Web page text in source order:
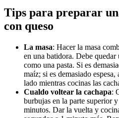
Tips para preparar
con queso
La masa: Hacer la masa
en una batidora. Debe quedar
como una pasta. Si es
maíz; si es demasiado
lado mientras cocinas las
Cualdo voltear la cachapa:
burbujas en la parte superior
minutos. Dar la vuelta y